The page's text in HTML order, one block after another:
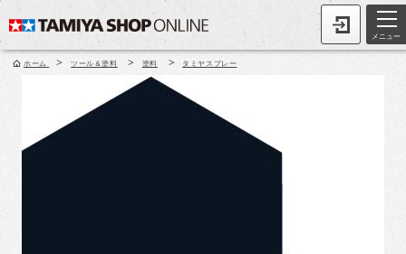
メニュー
ホーム > ツール＆塗料 > 塗料 > タミヤスプレー